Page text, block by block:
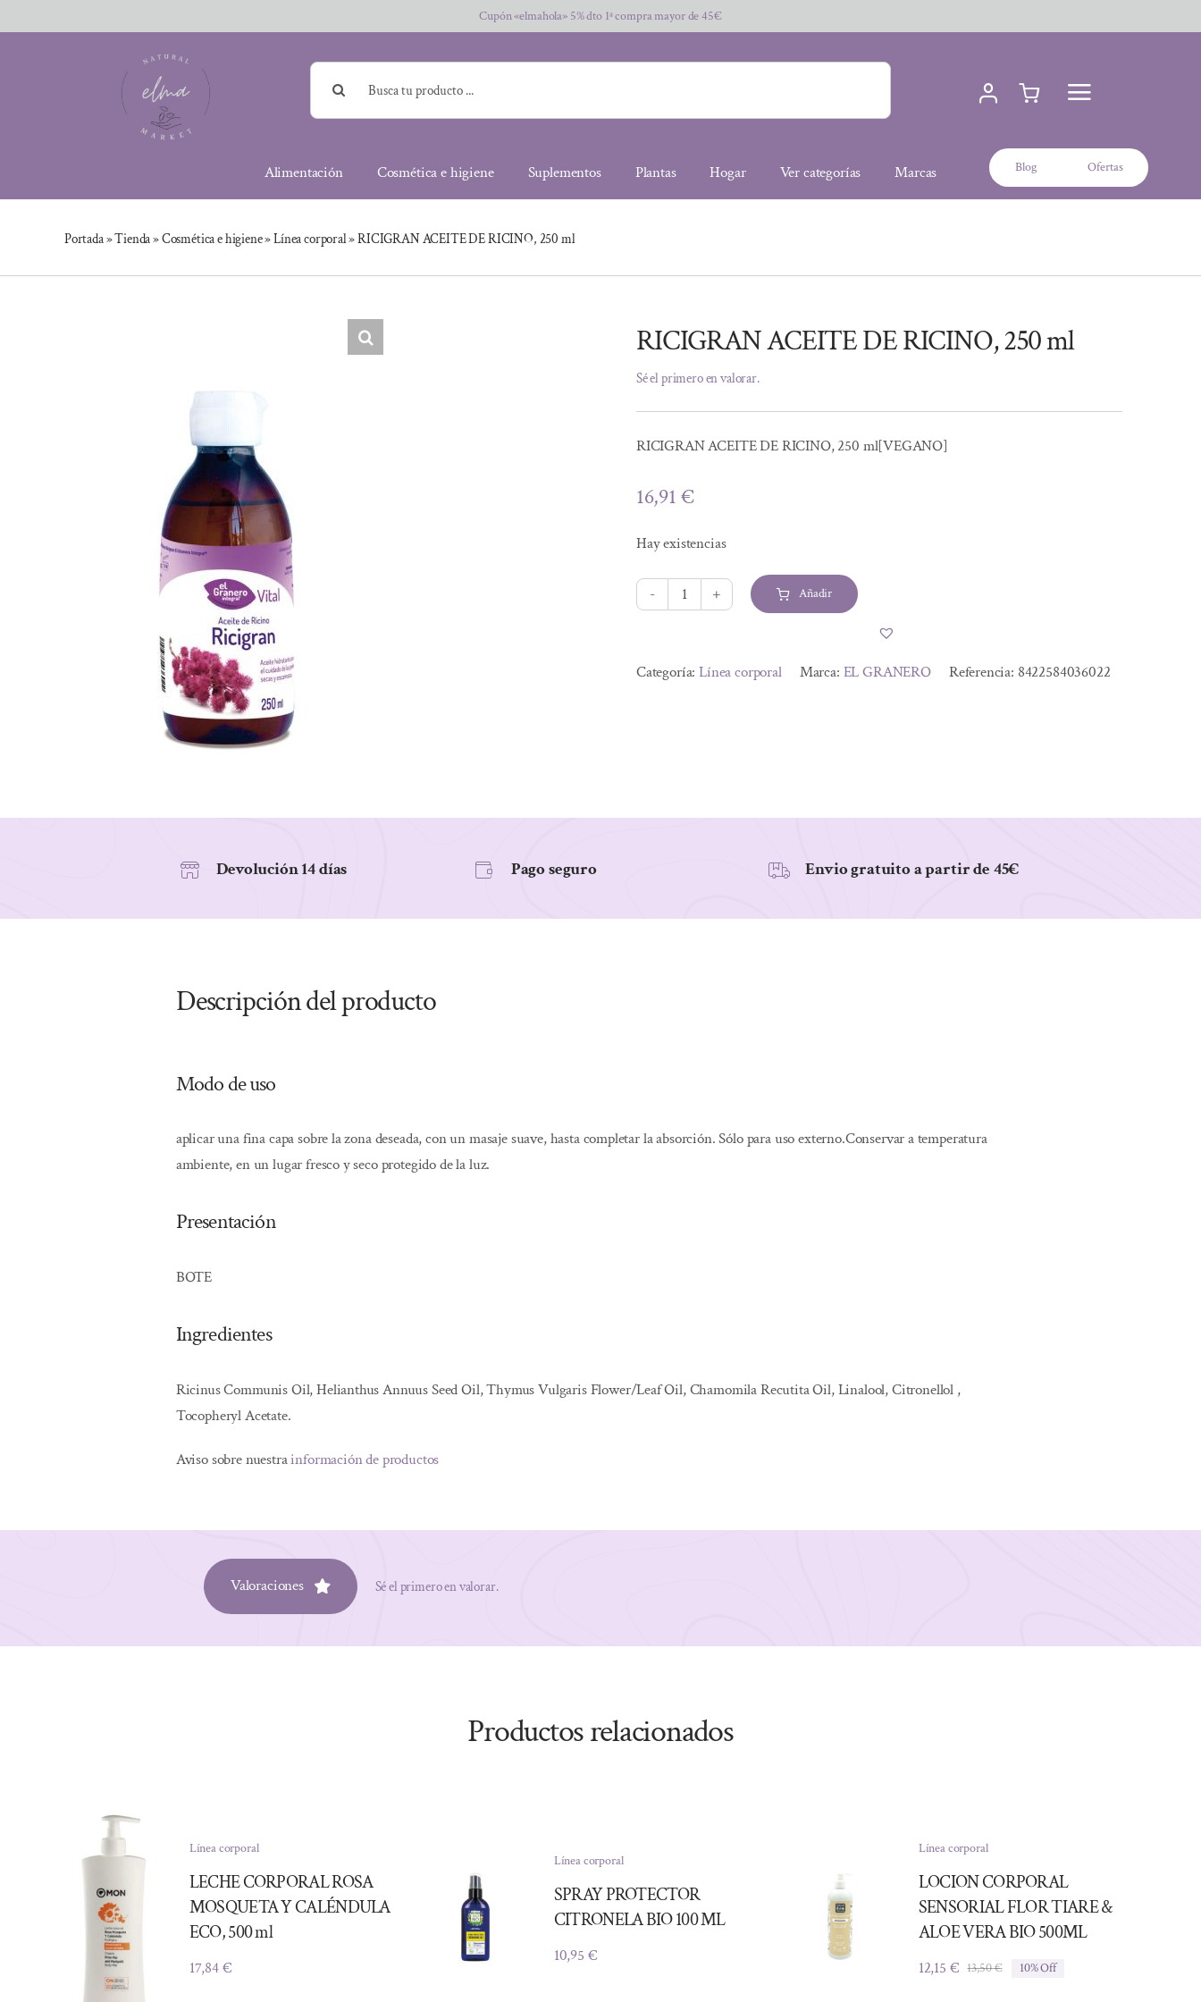
al
Cupón «elmahola» 5% dto 1ª compra mayor de 45€
Buscar:
Alimentación Cosmética e higiene Suplementos Plantas Hogar Ver categorías Marcas Blog Ofertas
Portada»Tienda»Cosmética e higiene»Línea corporal»RICIGRAN ACEITE DE RICINO, 250 ml
RICIGRAN ACEITE DE RICINO, 250 ml
Sé el primero en valorar.
RICIGRAN ACEITE DE RICINO, 250 ml[VEGANO]
16,91€
Hay existencias
RICIGRAN
RICINO,
Añadir
Categoría:Línea corporal Marca: EL GRANERO Referencia: 8422584036022
Devolución 14 días Pago seguro Envio gratuito a partir de 45€
Descripción del producto
Modo de uso
aplicar una fina capa sobre la zona deseada, con un masaje suave, hasta completar la absorción. Sólo para uso externo.Conservar a temperatura
ambiente, en un lugar fresco y seco protegido de la luz.
Presentación
BOTE
Ingredientes
Ricinus Communis Oil, Helianthus Annuus Seed Oil, Thymus Vulgaris Flower/Leaf Oil, Chamomila Recutita Oil, Linalool, Citronellol ,
Tocopheryl Acetate.
Aviso sobre nuestrainformación de productos
Valoraciones Sé el primero en valorar.
Productos relacionados
Línea corporal
LECHE CORPORAL ROSA
MOSQUETA Y CALÉNDULA
ECO, 500 ml
17,84€
Línea corporal
SPRAY PROTECTOR
CITRONELA BIO 100 ML
10,95 €
Línea corporal
LOCION CORPORAL
SENSORIAL FLOR TIARE &
ALOE VERA BIO 500ML
13,50€El
12,15 €
El
10% Off